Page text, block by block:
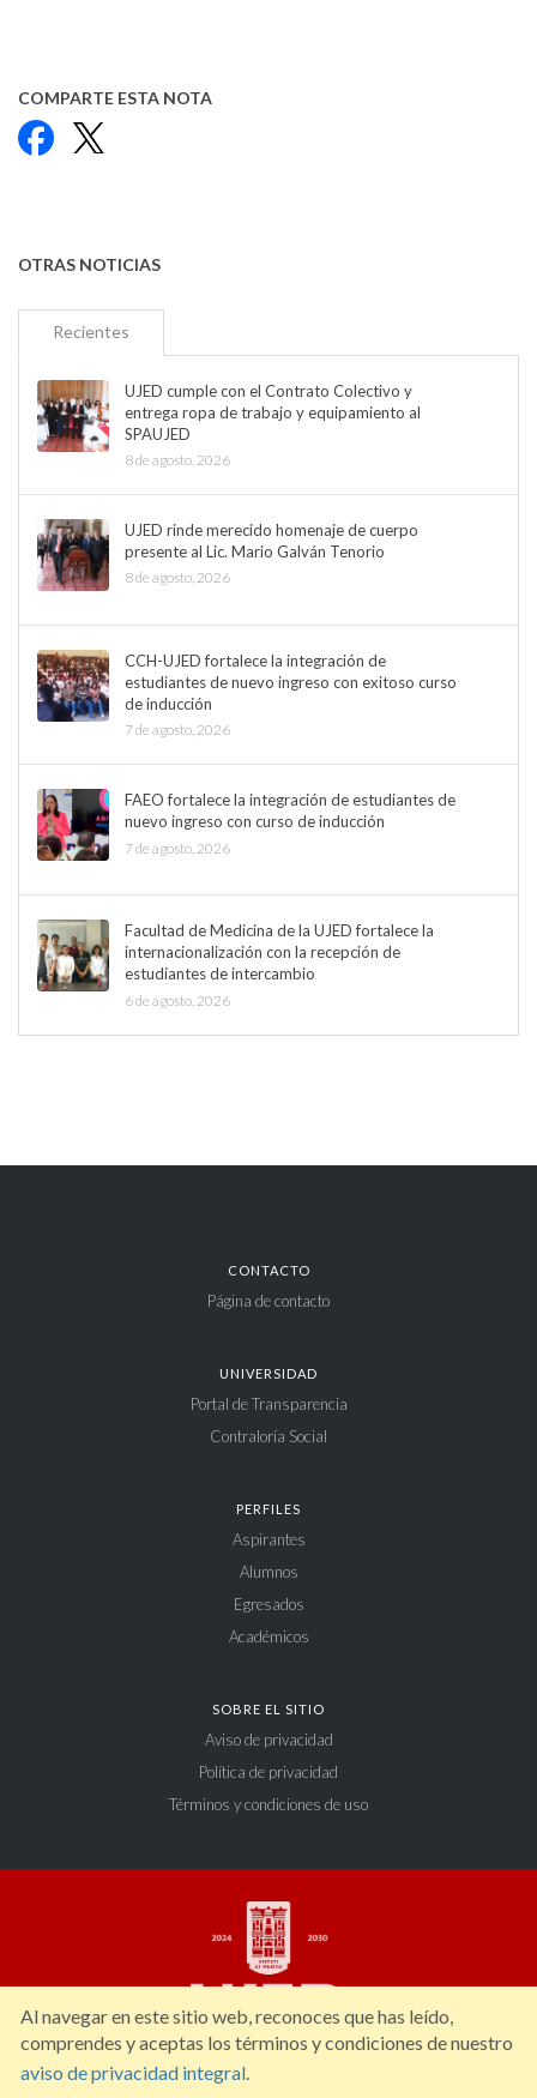
COMPARTE ESTA NOTA
Facebook
OTRAS NOTICIAS
Recientes
UJED cumple con el Contrato Colectivo y
entrega ropa de trabajo y equipamiento al
SPAUJED
8 de agosto, 2026
UJED rinde merecido homenaje de cuerpo
presente al Lic. Mario Galván Tenorio
8 de agosto, 2026
CCH-UJED fortalece la integración de
estudiantes de nuevo ingreso con exitoso curso
de inducción
7 de agosto, 2026
FAEO fortalece la integración de estudiantes de
nuevo ingreso con curso de inducción
7 de agosto, 2026
Facultad de Medicina de la UJED fortalece la
internacionalización con la recepción de
estudiantes de intercambio
6 de agosto, 2026
CONTACTO
Página de contacto
UNIVERSIDAD
Portal de Transparencia
Contraloría Social
PERFILES
Aspirantes
Alumnos
Egresados
Académicos
SOBRE EL SITIO
Aviso de privacidad
Política de privacidad
Términos y condiciones de uso
Al navegar en este sitio web, reconoces que has leído,
comprendes y aceptas los términos y condiciones de nuestro
aviso de privacidad integral.